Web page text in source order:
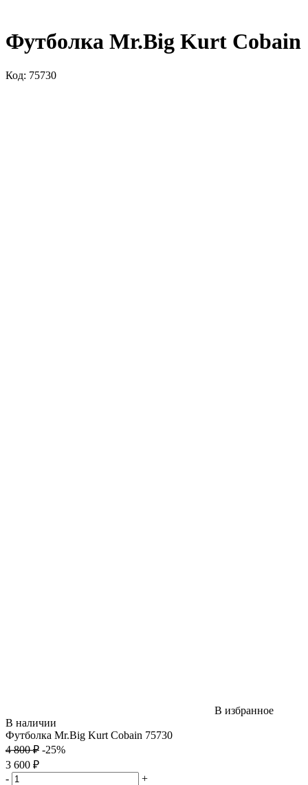
Футболка Mr.Big Kurt Cobain
Код: 75730
В избранное
В наличии
Футболка Mr.Big Kurt Cobain 75730
4 800 ₽ -25%
3 600 ₽
-
+